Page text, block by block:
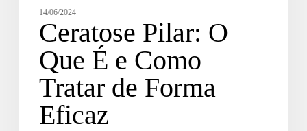
14/06/2024
Ceratose Pilar: O
Que É e Como
Tratar de Forma
Eficaz